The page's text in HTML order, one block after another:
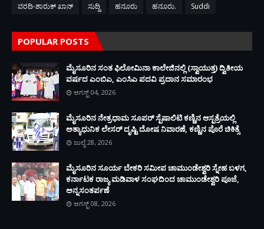
ವರದಿ-ಶಾರುಕ್ ಖಾನ್
ಸುದ್ದಿ ಹನೂರು ಹನೂರು. Suddi
POPULAR POSTS
ಮೈಸೂರಿನ ಸಂತ ಫಿಲೋಮಿನಾ ಕಾಲೇಜಿನಲ್ಲಿ (ಸ್ವಾಯುತ್ತ) ದ್ವಿತೀಯ
ವರ್ಷದ ಎಂಬಿಎ, ಎಂಸಿಎ ಪದವಿ ಪ್ರದಾನ ಸಮಾರಂಭ
ಆಗಸ್ಟ್ 04, 2026
ಮೈಸೂರಿನ ನೇತ್ರಧಾಮ ಸೂಪರ್ ಸ್ಪೆಷಾಲಿಟಿ ಕಣ್ಣಿನ ಆಸ್ಪತ್ರೆಯಲ್ಲಿ
ಅತ್ಯಾಧುನಿಕ ಲೇಸರ್ ದೃಷ್ಟಿ ದೋಷ ನಿವಾರಣೆ, ಕಣ್ಣಿನ ಪೊರೆ ಚಿಕಿತ್ಸೆ
ಜುಲೈ 28, 2026
ಮೈಸೂರಿನ ಸೂರ್ಯ ಬೇಕರಿ ಸಮೀಪ ಚಾಮುಂಡೇಶ್ವರಿ ಸ್ನೇಹ ಬಳಗ,
ಕರ್ನಾಟಕ ರಾಜ್ಯ ಮಡಿವಾಳ ಸಂಘದಿಂದ ಚಾಮುಂಡೇಶ್ವರಿ ಪೂಜೆ,
ಅನ್ನಸಂತರ್ಪಣೆ
ಆಗಸ್ಟ್ 08, 2026